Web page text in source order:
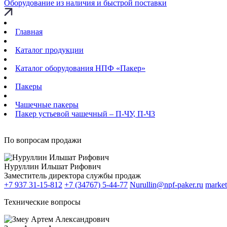
Оборудование из наличия и быстрой поставки
Главная
Каталог продукции
Каталог оборудования НПФ «Пакер»
Пакеры
Чашечные пакеры
Пакер устьевой чашечный – П-ЧУ, П-Ч3
По вопросам продажи
Нуруллин Ильшат Рифович
Заместитель директора службы продаж
+7 937 31-15-812 +7 (34767) 5-44-77 Nurullin@npf-paker.ru
Технические вопросы